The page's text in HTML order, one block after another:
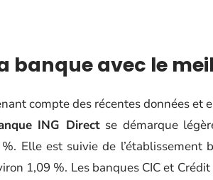
banque avec le
compte des récentes données et
ING Directse démarque
Elle est suivie de l’établissement
1,09 %. Les banques CIC et